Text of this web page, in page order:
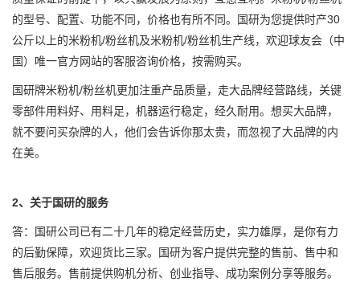
的型号、配置、功能不同，价格也有所不同。国研为您提供时产30
公斤以上的米粉机/粉丝机及米粉机/粉丝机生产线，欢迎球友会（中
国）唯一官方网站的客服咨询价格，按需购买。
国研牌米粉机/粉丝机更加注重产品质量，走大品牌经营路线，关键
零部件用料好、用料足，机器运行稳定，经久耐用。想买大品牌，
就不要问买杂牌的人，他们会告诉你那太贵，而忽视了大品牌的内
在美。
2、关于国研的服务
答：国研公司已有二十几年的稳定经营历史，实力雄厚，是你有力
的后勤保障，欢迎货比三家。国研为客户提供完整的售前、售中和
售后服务。售前提供购机分析、创业指导、成功案例分享等服务。